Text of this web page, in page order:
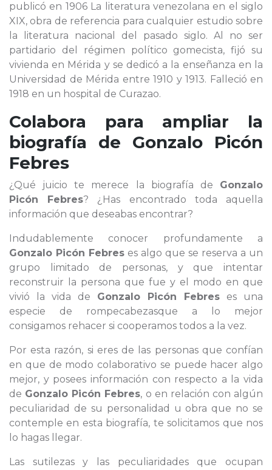
publicó en 1906 La literatura venezolana en el siglo
XIX, obra de referencia para cualquier estudio sobre
la literatura nacional del pasado siglo. Al no ser
partidario del régimen político gomecista, fijó su
vivienda en Mérida y se dedicó a la enseñanza en la
Universidad de Mérida entre 1910 y 1913. Falleció en
1918 en un hospital de Curazao.
Colabora para ampliar la
biografía de Gonzalo Picón
Febres
¿Qué juicio te merece la biografía de Gonzalo
Picón Febres? ¿Has encontrado toda aquella
información que deseabas encontrar?
Indudablemente conocer profundamente a
Gonzalo Picón Febres es algo que se reserva a un
grupo limitado de personas, y que intentar
reconstruir la persona que fue y el modo en que
vivió la vida de Gonzalo Picón Febres es una
especie de rompecabezasque a lo mejor
consigamos rehacer si cooperamos todos a la vez.
Por esta razón, si eres de las personas que confían
en que de modo colaborativo se puede hacer algo
mejor, y posees información con respecto a la vida
de Gonzalo Picón Febres, o en relación con algún
peculiaridad de su personalidad u obra que no se
contemple en esta biografía, te solicitamos que nos
lo hagas llegar.
Las sutilezas y las peculiaridades que ocupan